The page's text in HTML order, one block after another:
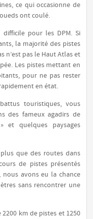
ce qui occasionne de
ont coulé.
difficile pour les DPM. Si
la majorité des pistes
n’est pas le Haut Atlas et
Les pistes mettant en
pour ne pas rester
en état.
touristiques, vous
des fameux agadirs de
et quelques paysages
que des routes dans
de pistes présentés
avons eu la chance
sans rencontrer une
km de pistes et 1250